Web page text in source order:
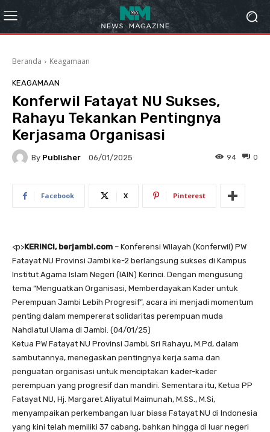
Beranda Keagamaan
KEAGAMAAN
Konferwil Fatayat NU Sukses,
Rahayu Tekankan Pentingnya
Kerjasama Organisasi
By Publisher 06/01/2025 0
94
Facebook X Pinterest
<p>KERINCI, berjambi.com – Konferensi Wilayah (Konferwil) PW
Fatayat NU Provinsi Jambi ke-2 berlangsung sukses di Kampus
Institut Agama Islam Negeri (IAIN) Kerinci. Dengan mengusung
tema “Menguatkan Organisasi, Memberdayakan Kader untuk
Perempuan Jambi Lebih Progresif”, acara ini menjadi momentum
penting dalam mempererat solidaritas perempuan muda
Nahdlatul Ulama di Jambi. (04/01/25)
Ketua PW Fatayat NU Provinsi Jambi, Sri Rahayu, M.Pd, dalam
sambutannya, menegaskan pentingnya kerja sama dan
penguatan organisasi untuk menciptakan kader-kader
perempuan yang progresif dan mandiri. Sementara itu, Ketua PP
Fatayat NU, Hj. Margaret Aliyatul Maimunah, M.SS., M.Si,
menyampaikan perkembangan luar biasa Fatayat NU di Indonesia
yang kini telah memiliki 37 cabang, bahkan hingga di luar negeri